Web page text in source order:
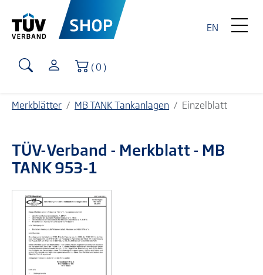
EN
Warenkorb
( 0 )
Merkblätter MB TANK Tankanlagen Einzelblatt
TÜV-Verband - Merkblatt - MB
TANK 953-1